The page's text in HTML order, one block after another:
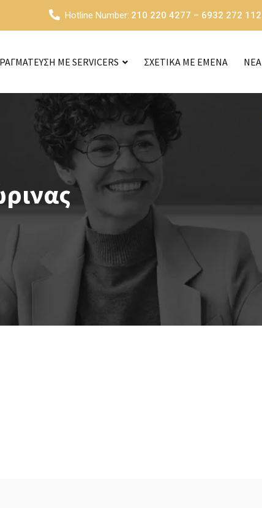
Hotline Number: 210 220 4277 – 6932 272 112
ΜΕ SERVICERS ΣΧΕΤΙΚΑ ΜΕ ΕΜΕΝΑ NEA